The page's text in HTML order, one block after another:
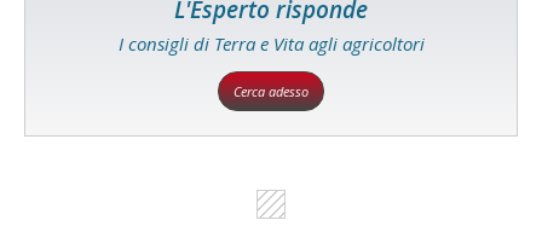
L'Esperto risponde
I consigli di Terra e Vita agli agricoltori
Cerca adesso